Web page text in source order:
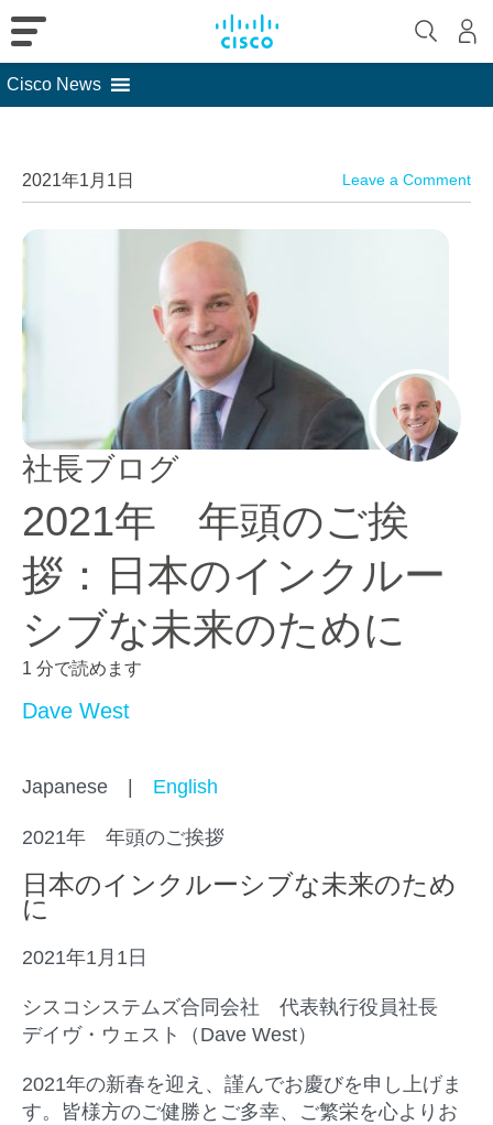
Cisco News
2021年1月1日 Leave a Comment
社長ブログ
2021年 年頭のご挨
拶：日本のインクルー
シブな未来のために
1 分で読めます
Dave West
Japanese | English
2021年 年頭のご挨拶
日本のインクルーシブな未来のため
に
2021年1月1日
シスコシステムズ合同会社 代表執行役員社長
デイヴ・ウェスト（Dave West）
2021年の新春を迎え、謹んでお慶びを申し上げま
す。皆様方のご健勝とご多幸、ご繁栄を心よりお